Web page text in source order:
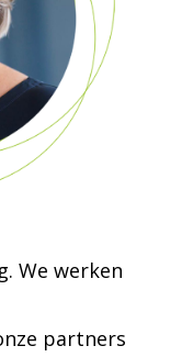
We werken
partners